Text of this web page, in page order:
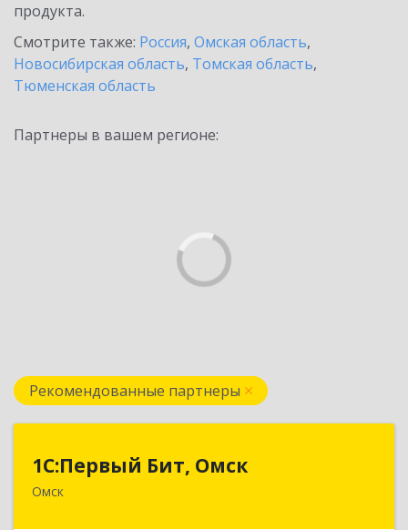
продукта.
Смотрите также: Россия, Омская область,
Новосибирская область, Томская область,
Тюменская область
Партнеры в вашем регионе:
Рекомендованные партнеры
1С:Первый Бит, Омск
Омск
644099, Омская обл, Омск г, Гагарина ул, дом №